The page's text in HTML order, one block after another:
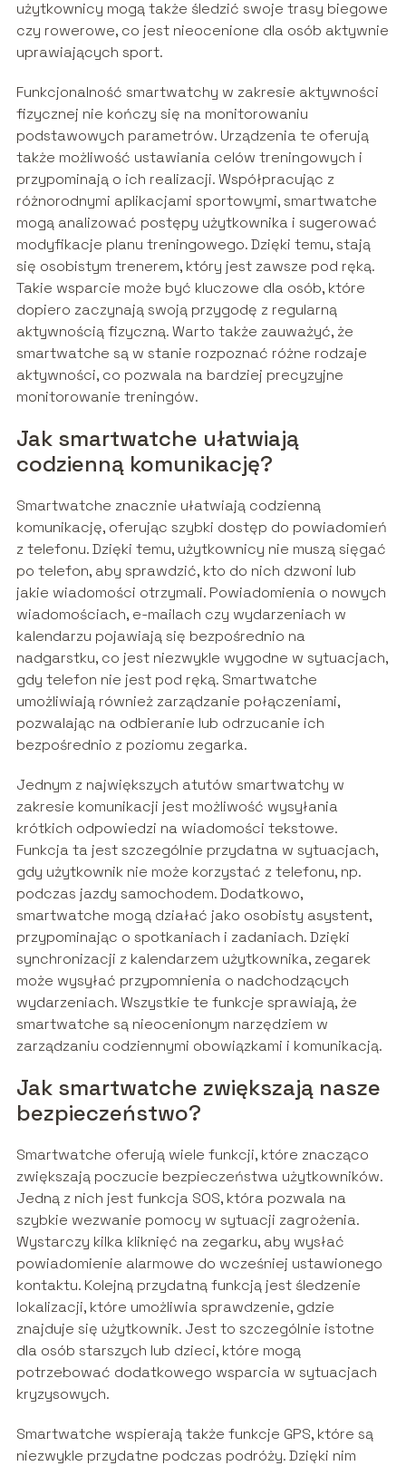
użytkownicy mogą także śledzić swoje trasy biegowe
czy rowerowe, co jest nieocenione dla osób aktywnie
uprawiających sport.
Funkcjonalność smartwatchy w zakresie aktywności
fizycznej nie kończy się na monitorowaniu
podstawowych parametrów. Urządzenia te oferują
także możliwość ustawiania celów treningowych i
przypominają o ich realizacji. Współpracując z
różnorodnymi aplikacjami sportowymi, smartwatche
mogą analizować postępy użytkownika i sugerować
modyfikacje planu treningowego. Dzięki temu, stają
się osobistym trenerem, który jest zawsze pod ręką.
Takie wsparcie może być kluczowe dla osób, które
dopiero zaczynają swoją przygodę z regularną
aktywnością fizyczną. Warto także zauważyć, że
smartwatche są w stanie rozpoznać różne rodzaje
aktywności, co pozwala na bardziej precyzyjne
monitorowanie treningów.
Jak smartwatche ułatwiają
codzienną komunikację?
Smartwatche znacznie ułatwiają codzienną
komunikację, oferując szybki dostęp do powiadomień
z telefonu. Dzięki temu, użytkownicy nie muszą sięgać
po telefon, aby sprawdzić, kto do nich dzwoni lub
jakie wiadomości otrzymali. Powiadomienia o nowych
wiadomościach, e-mailach czy wydarzeniach w
kalendarzu pojawiają się bezpośrednio na
nadgarstku, co jest niezwykle wygodne w sytuacjach,
gdy telefon nie jest pod ręką. Smartwatche
umożliwiają również zarządzanie połączeniami,
pozwalając na odbieranie lub odrzucanie ich
bezpośrednio z poziomu zegarka.
Jednym z największych atutów smartwatchy w
zakresie komunikacji jest możliwość wysyłania
krótkich odpowiedzi na wiadomości tekstowe.
Funkcja ta jest szczególnie przydatna w sytuacjach,
gdy użytkownik nie może korzystać z telefonu, np.
podczas jazdy samochodem. Dodatkowo,
smartwatche mogą działać jako osobisty asystent,
przypominając o spotkaniach i zadaniach. Dzięki
synchronizacji z kalendarzem użytkownika, zegarek
może wysyłać przypomnienia o nadchodzących
wydarzeniach. Wszystkie te funkcje sprawiają, że
smartwatche są nieocenionym narzędziem w
zarządzaniu codziennymi obowiązkami i komunikacją.
Jak smartwatche zwiększają nasze
bezpieczeństwo?
Smartwatche oferują wiele funkcji, które znacząco
zwiększają poczucie bezpieczeństwa użytkowników.
Jedną z nich jest funkcja SOS, która pozwala na
szybkie wezwanie pomocy w sytuacji zagrożenia.
Wystarczy kilka kliknięć na zegarku, aby wysłać
powiadomienie alarmowe do wcześniej ustawionego
kontaktu. Kolejną przydatną funkcją jest śledzenie
lokalizacji, które umożliwia sprawdzenie, gdzie
znajduje się użytkownik. Jest to szczególnie istotne
dla osób starszych lub dzieci, które mogą
potrzebować dodatkowego wsparcia w sytuacjach
kryzysowych.
Smartwatche wspierają także funkcje GPS, które są
niezwykle przydatne podczas podróży. Dzięki nim